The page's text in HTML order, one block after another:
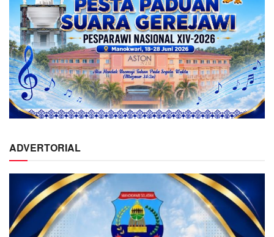
ADVERTORIAL